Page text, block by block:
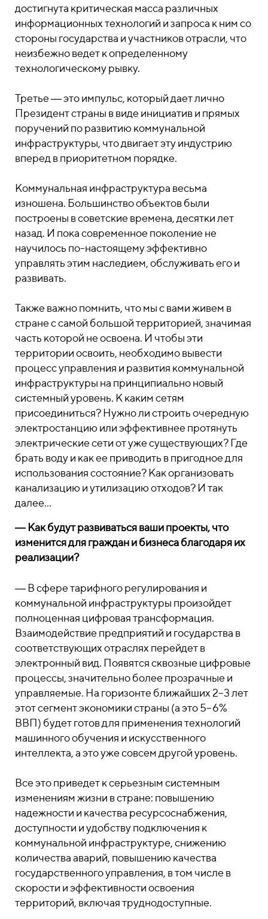
достигнута критическая масса различных
информационных технологий и запроса к ним со
стороны государства и участников отрасли, что
неизбежно ведет к определенному
технологическому рывку.
Третье ― это импульс, который дает лично
Президент страны в виде инициатив и прямых
поручений по развитию коммунальной
инфраструктуры, что двигает эту индустрию
вперед в приоритетном порядке.
Коммунальная инфраструктура весьма
изношена. Большинство объектов были
построены в советские времена, десятки лет
назад. И пока современное поколение не
научилось по-настоящему эффективно
управлять этим наследием, обслуживать его и
развивать.
Также важно помнить, что мы с вами живем в
стране с самой большой территорией, значимая
часть которой не освоена. И чтобы эти
территории освоить, необходимо вывести
процесс управления и развития коммунальной
инфраструктуры на принципиально новый
системный уровень. К каким сетям
присоединиться? Нужно ли строить очередную
электростанцию или эффективнее протянуть
электрические сети от уже существующих? Где
брать воду и как ее приводить в пригодное для
использования состояние? Как организовать
канализацию и утилизацию отходов? И так
далее…
― Как будут развиваться ваши проекты, что
изменится для граждан и бизнеса благодаря их
реализации?
― В сфере тарифного регулирования и
коммунальной инфраструктуры произойдет
полноценная цифровая трансформация.
Взаимодействие предприятий и государства в
соответствующих отраслях перейдет в
электронный вид. Появятся сквозные цифровые
процессы, значительно более прозрачные и
управляемые. На горизонте ближайших 2–3 лет
этот сегмент экономики страны (а это 5–6%
ВВП) будет готов для применения технологий
машинного обучения и искусственного
интеллекта, а это уже совсем другой уровень.
Все это приведет к серьезным системным
изменениям жизни в стране: повышению
надежности и качества ресурсоснабжения,
доступности и удобству подключения к
коммунальной инфраструктуре, снижению
количества аварий, повышению качества
государственного управления, в том числе в
скорости и эффективности освоения
территорий, включая труднодоступные.